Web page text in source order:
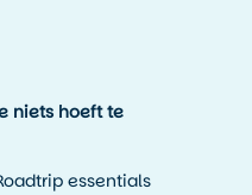
niets hoeft te
essentials